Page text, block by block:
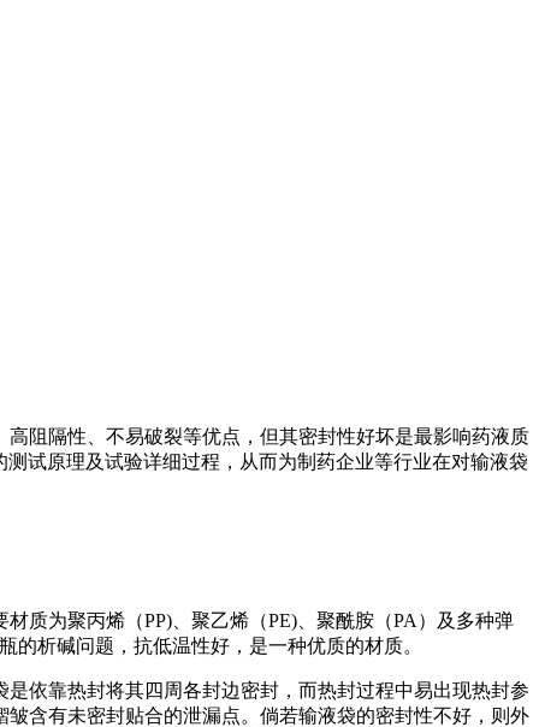
阻隔性、不易破裂等优点，但其密封性好坏是最影响药液质
试原理及试验详细过程，从而为制药企业等行业在对输液袋
质为聚丙烯（PP)、聚乙烯（PE)、聚酰胺（PA）及多种弹
析碱问题，抗低温性好，是一种优质的材质。
依靠热封将其四周各封边密封，而热封过程中易出现热封参
含有未密封贴合的泄漏点。倘若输液袋的密封性不好，则外